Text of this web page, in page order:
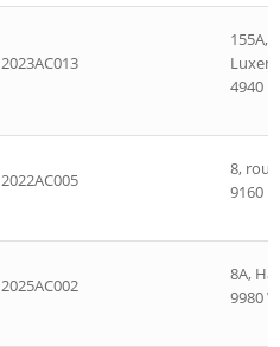
2023AC013
155A,
4940
2022AC005
8,
9160
2025AC002
8A,
9980